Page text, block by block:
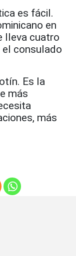
es fácil.
en
lleva cuatro
el consulado
Es la
más
más